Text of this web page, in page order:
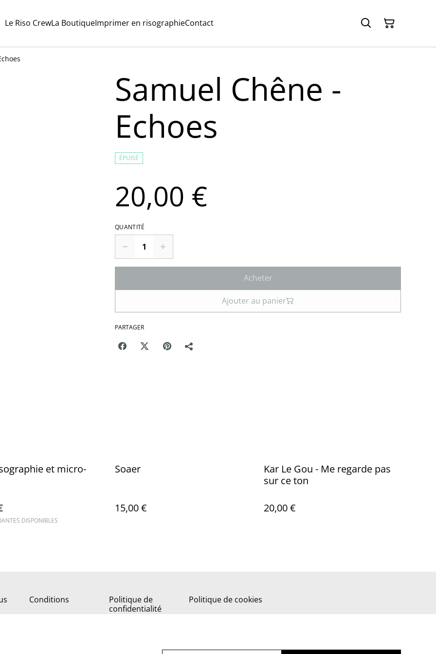
Le Riso CrewLa BoutiqueImprimer en risographieContact
Samuel Chêne -
Echoes
ÉPUISÉ
20,00 €
QUANTITÉ
Acheter
Ajouter au panier
PARTAGER
et micro-
DISPONIBLES
Soaer
15,00 €
Kar Le Gou - Me regarde pas
sur ce ton
20,00 €
Conditions
Politique de
confidentialité
Politique de cookies